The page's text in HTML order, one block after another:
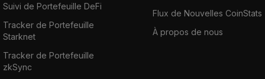
Suivi de Portefeuille DeFi
Tracker de Portefeuille
Starknet
Tracker de Portefeuille
zkSync
Flux de Nouvelles CoinStats
À propos de nous